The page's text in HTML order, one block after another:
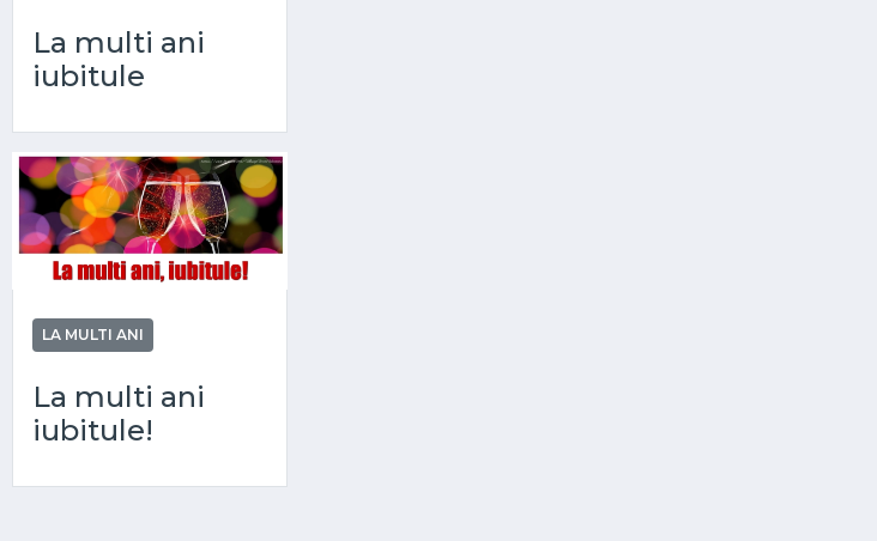
La multi ani
iubitule
LA MULTI ANI
La multi ani
iubitule!